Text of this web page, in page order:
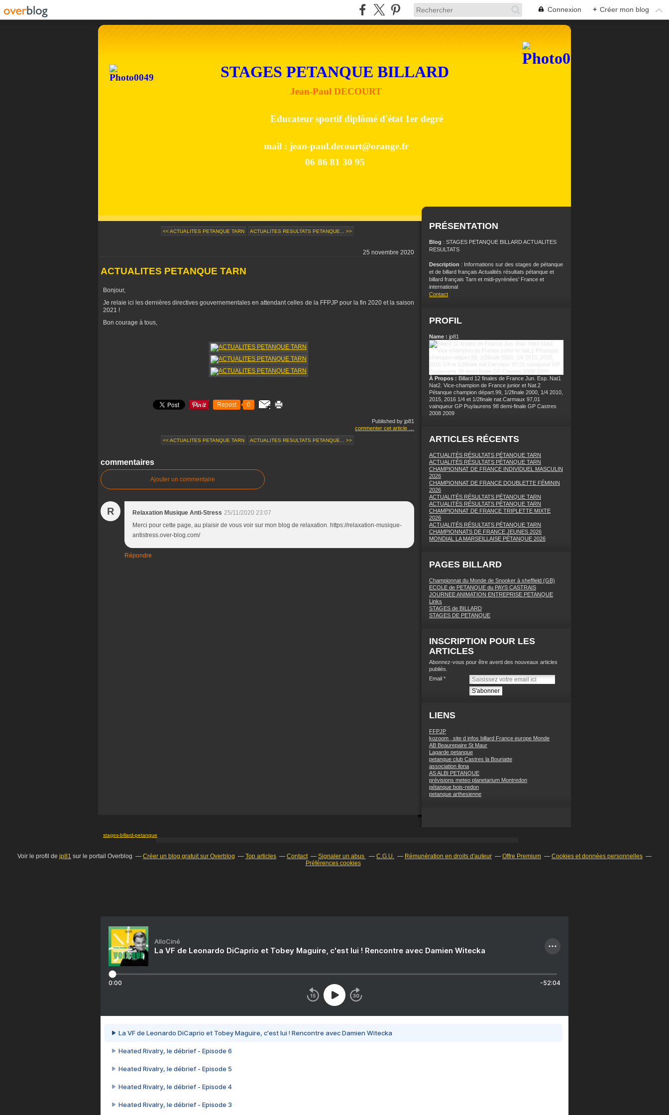
Connexion + Créer mon blog
STAGES PETANQUE BILLARD
Jean-Paul DECOURT
Educateur sportif diplômé d'état 1er degré
mail : jean-paul.decourt@orange.fr
06 86 81 30 95
<< ACTUALITES PETANQUE TARN ACTUALITES RESULTATS PETANQUE... >>
25 novembre 2020
ACTUALITES PETANQUE TARN
Bonjour,
Je relaie ici les dernières directives gouvernementales en attendant celles de la FFPJP pour la fin 2020 et la saison
2021 !
Bon courage à tous,
Repost 0
Published by jp81
commenter cet article
<< ACTUALITES PETANQUE TARN ACTUALITES RESULTATS PETANQUE... >>
commentaires
Ajouter un commentaire
R Relaxation Musique Anti-Stress 25/11/2020 23:07
Merci pour cette page, au plaisir de vous voir sur mon blog de relaxation. https://relaxation-musique-
antistress.over-blog.com/
Répondre
PRÉSENTATION
Blog : STAGES PETANQUE BILLARD ACTUALITES
RESULTATS
Description : Informations sur des stages de pétanque
et de billard français Actualités résultats pétanque et
billard français Tarn et midi-pyrénées' France et
international
Contact
PROFIL
Name : jp81
À Propos : Billard 12 finales de France Jun. Esp. Nat1
Nat2. Vice-champion de France junior et Nat.2
Pétanque champion départ.99, 1/2finale 2000, 1/4 2010,
2015, 2016 1/4 et 1/2finale nat.Carmaux 97,01
vainqueur GP Puylaurens 98 demi-finale GP Castres
2008 2009
ARTICLES RÉCENTS
ACTUALITÉS RÉSULTATS PÉTANQUE TARN
ACTUALITÉS RÉSULTATS PÉTANQUE TARN
CHAMPIONNAT DE FRANCE INDIVIDUEL MASCULIN
2026
CHAMPIONNAT DE FRANCE DOUBLETTE FÉMININ
2026
ACTUALITÉS RÉSULTATS PÉTANQUE TARN
ACTUALITÉS RÉSULTATS PÉTANQUE TARN
CHAMPIONNAT DE FRANCE TRIPLETTE MIXTE
2026
ACTUALITÉS RÉSULTATS PÉTANQUE TARN
CHAMPIONNATS DE FRANCE JEUNES 2026
MONDIAL LA MARSEILLAISE PÉTANQUE 2026
PAGES BILLARD
Championnat du Monde de Snooker à sheffield (GB)
ECOLE de PETANQUE du PAYS CASTRAIS
JOURNEE ANIMATION ENTREPRISE PETANQUE
Links
STAGES de BILLARD
STAGES DE PETANQUE
INSCRIPTION POUR LES
ARTICLES
Abonnez-vous pour être averti des nouveaux articles
publiés.
Email
LIENS
FFPJP
kozoom , site d infos billard France europe Monde
AB Beaurepaire St Maur
Lagarde petanque
petanque club Castres la Bouriatte
association ilona
AS ALBI PETANQUE
prévisions meteo planetarium Montredon
pétanque bois-redon
petanque arthesienne
stages-billard-petanque
Voir le profil de jp81 sur le portail Overblog Créer un blog gratuit sur Overblog Top articles Contact Signaler un abus C.G.U. Rémunération en droits d'auteur Offre Premium
Cookies et données personnelles
Préférences cookies
AlloCiné
La VF de Leonardo DiCaprio et Tobey Maguire, c'est lui ! Rencontre avec Damien Witecka
0:00 -52:04
La VF de Leonardo DiCaprio et Tobey Maguire, c'est lui ! Rencontre avec Damien Witecka
Heated Rivalry, le débrief - Episode 6
Heated Rivalry, le débrief - Episode 5
Heated Rivalry, le débrief - Episode 4
Heated Rivalry, le débrief - Episode 3